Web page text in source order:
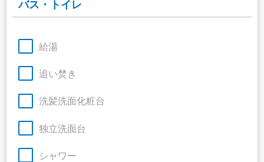
バス・トイレ
給湯
追い焚き
洗髪洗面化粧台
独立洗面台
シャワー